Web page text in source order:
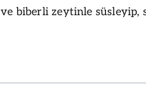
biberli zeytinle süsleyip,